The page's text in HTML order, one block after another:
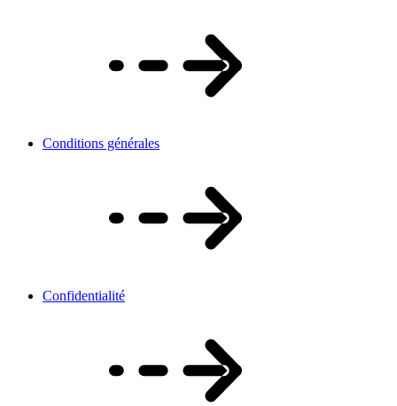
Conditions générales
Confidentialité